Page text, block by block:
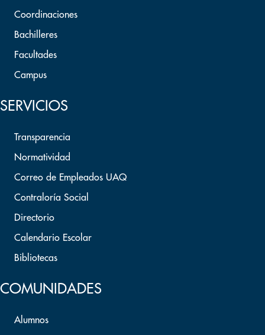
Coordinaciones
Bachilleres
Facultades
Campus
SERVICIOS
Transparencia
Normatividad
Correo de Empleados UAQ
Contraloría Social
Directorio
Calendario Escolar
Bibliotecas
COMUNIDADES
Alumnos